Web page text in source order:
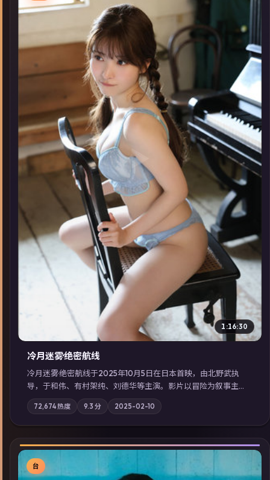
▶
1:16:30
冷月迷雾·绝密航线
冷月迷雾·绝密航线于2025年10月5日在日本首映，由北野武执
导，于和伟、有村架纯、刘德华等主演。影片以冒险为叙事主
轴，记忆碎片重组后，主角发现自己从未活过“真实”的一天；摄
影与配乐强化地域气质；站内亦可通过「国产免费观看高清电视
剧在线看」延展检索同类型高分佳作，畅享高清在线追剧体验。
72,674热度 9.3 分 2025-02-10
台